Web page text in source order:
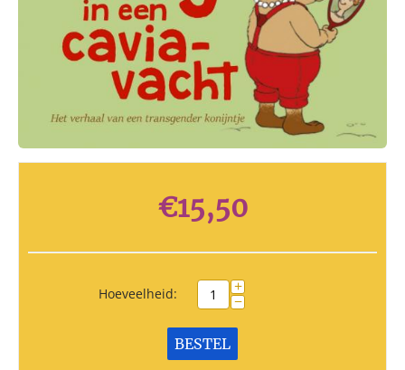
€15,50
Hoeveelheid: +
−
BESTEL